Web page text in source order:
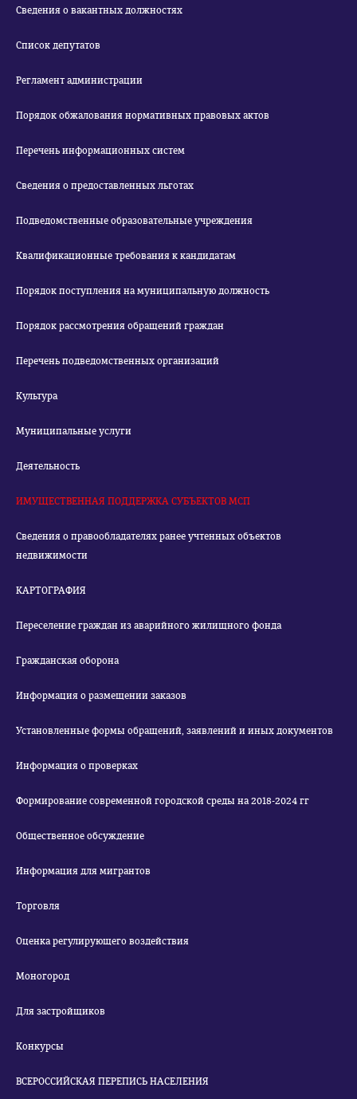
Сведения о вакантных должностях
Список депутатов
Регламент администрации
Порядок обжалования нормативных правовых актов
Перечень информационных систем
Сведения о предоставленных льготах
Подведомственные образовательные учреждения
Квалификационные требования к кандидатам
Порядок поступления на муниципальную должность
Порядок рассмотрения обращений граждан
Перечень подведомственных организаций
Культура
Муниципальные услуги
Деятельность
ИМУЩЕСТВЕННАЯ ПОДДЕРЖКА СУБЪЕКТОВ МСП
Сведения о правообладателях ранее учтенных объектов
недвижимости
КАРТОГРАФИЯ
Переселение граждан из аварийного жилищного фонда
Гражданская оборона
Информация о размещении заказов
Установленные формы обращений, заявлений и иных документов
Информация о проверках
Формирование современной городской среды на 2018-2024 гг
Общественное обсуждение
Информация для мигрантов
Торговля
Оценка регулирующего воздействия
Моногород
Для застройщиков
Конкурсы
ВСЕРОССИЙСКАЯ ПЕРЕПИСЬ НАСЕЛЕНИЯ